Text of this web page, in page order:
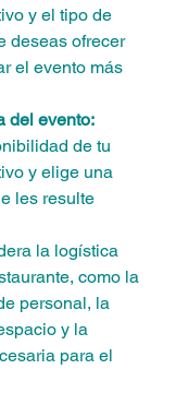
y el tipo de
deseas ofrecer
el evento más
del evento:
de tu
y elige una
les resulte
la logística
como la
personal, la
y la
para el